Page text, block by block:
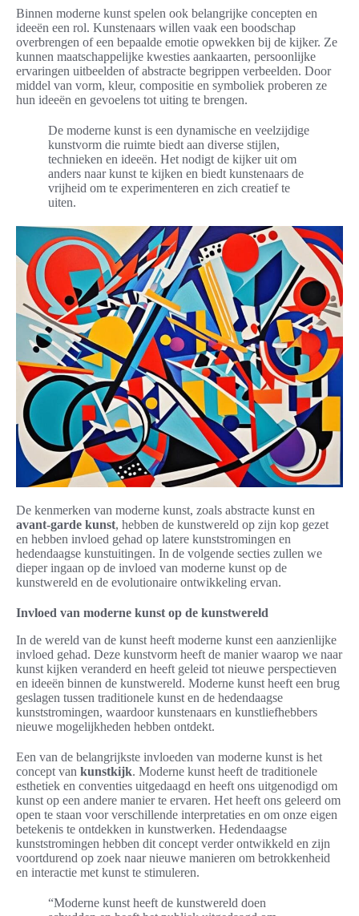
Binnen moderne kunst spelen ook belangrijke concepten en
ideeën een rol. Kunstenaars willen vaak een boodschap
overbrengen of een bepaalde emotie opwekken bij de kijker. Ze
kunnen maatschappelijke kwesties aankaarten, persoonlijke
ervaringen uitbeelden of abstracte begrippen verbeelden. Door
middel van vorm, kleur, compositie en symboliek proberen ze
hun ideeën en gevoelens tot uiting te brengen.
De moderne kunst is een dynamische en veelzijdige
kunstvorm die ruimte biedt aan diverse stijlen,
technieken en ideeën. Het nodigt de kijker uit om
anders naar kunst te kijken en biedt kunstenaars de
vrijheid om te experimenteren en zich creatief te
uiten.
De kenmerken van moderne kunst, zoals abstracte kunst en
avant-garde kunst, hebben de kunstwereld op zijn kop gezet
en hebben invloed gehad op latere kunststromingen en
hedendaagse kunstuitingen. In de volgende secties zullen we
dieper ingaan op de invloed van moderne kunst op de
kunstwereld en de evolutionaire ontwikkeling ervan.
Invloed van moderne kunst op de kunstwereld
In de wereld van de kunst heeft moderne kunst een aanzienlijke
invloed gehad. Deze kunstvorm heeft de manier waarop we naar
kunst kijken veranderd en heeft geleid tot nieuwe perspectieven
en ideeën binnen de kunstwereld. Moderne kunst heeft een brug
geslagen tussen traditionele kunst en de hedendaagse
kunststromingen, waardoor kunstenaars en kunstliefhebbers
nieuwe mogelijkheden hebben ontdekt.
Een van de belangrijkste invloeden van moderne kunst is het
concept van kunstkijk. Moderne kunst heeft de traditionele
esthetiek en conventies uitgedaagd en heeft ons uitgenodigd om
kunst op een andere manier te ervaren. Het heeft ons geleerd om
open te staan voor verschillende interpretaties en om onze eigen
betekenis te ontdekken in kunstwerken. Hedendaagse
kunststromingen hebben dit concept verder ontwikkeld en zijn
voortdurend op zoek naar nieuwe manieren om betrokkenheid
en interactie met kunst te stimuleren.
“Moderne kunst heeft de kunstwereld doen